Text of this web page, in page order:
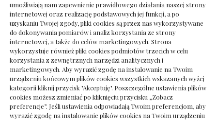
umożliwiają nam zapewnienie prawidłowego działania naszej strony
internetowej oraz realizację podstawowych jej funkcji, a po
uzyskaniu Twojej zgody, pliki cookies są przez nas wykorzystywane
do dokonywania pomiarów i analiz korzystania ze strony
internetowej, a także do celów marketingowych. Strona
wykorzystuje również pliki cookies podmiotów trzecich w celu
korzystania z zewnętrznych narzędzi analitycznych i
marketingowych. Aby wyrazić zgodę na instalowanie na Twoim
urządzeniu końcowym plików cookies wszystkich wskazanych wyżej
kategorii kliknij przycisk "Akceptuję". Poszczególne ustawienia plików
cookies możesz zmieniać po kliknięciu przycisku „Zobacz
preferencje”. Jeśli ustawienia odpowiadają Twoim preferencjom, aby
wyrazić zgodę na instalowanie plików cookies na Twoim urządzeniu
Deska podłogowa do salonu: jak wybrać bez
pośpiechu